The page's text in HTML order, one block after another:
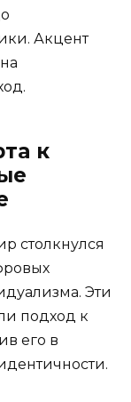
Акцент
к
столкнулся
Эти
подход к
его в